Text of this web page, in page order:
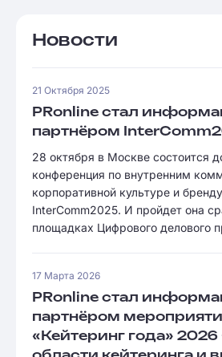
Новости
21 Октября 2025
PRonline стал
партнёром
28 октября в Москве состоится
конференция по внутренним
корпоративной культуре и
InterComm2025. И пройдет она
площадках Цифрового делового
17 Марта 2026
PRonline стал
партнёром
«Кейтеринг года»